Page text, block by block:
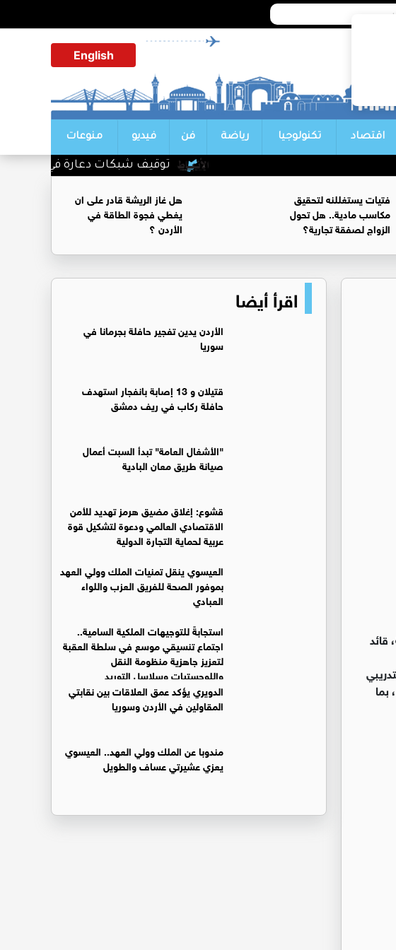
English
اقتصاد تكنولوجيا رياضة فن فيديو منوعات
توقيف شبكات دعارة في شارع
فتيات يستغللنه لتحقيق
مكاسب مادية.. هل تحول
الزواج لصفقة تجارية؟
هل غاز الريشة قادر على ان
يغطي فجوة الطاقة في
الأردن ؟
قائد
بما
اقرأ أيضا
الأردن يدين تفجير حافلة بجرمانا في
سوريا
قتيلان و 13 إصابة بانفجار استهدف
حافلة ركاب في ريف دمشق
"الأشغال العامة" تبدأ السبت أعمال
صيانة طريق معان البادية
قشوع: إغلاق مضيق هرمز تهديد للأمن
الاقتصادي العالمي ودعوة لتشكيل قوة
عربية لحماية التجارة الدولية
العيسوي ينقل تمنيات الملك وولي العهد
بموفور الصحة للفريق العزب واللواء
العبادي
استجابةً للتوجيهات الملكية السامية..
اجتماع تنسيقي موسع في سلطة العقبة
لتعزيز جاهزية منظومة النقل
واللوجستيات وسلاسل التوريد
الدويري يؤكد عمق العلاقات بين نقابتي
المقاولين في الأردن وسوريا
مندوبا عن الملك وولي العهد.. العيسوي
يعزي عشيرتي عساف والطويل